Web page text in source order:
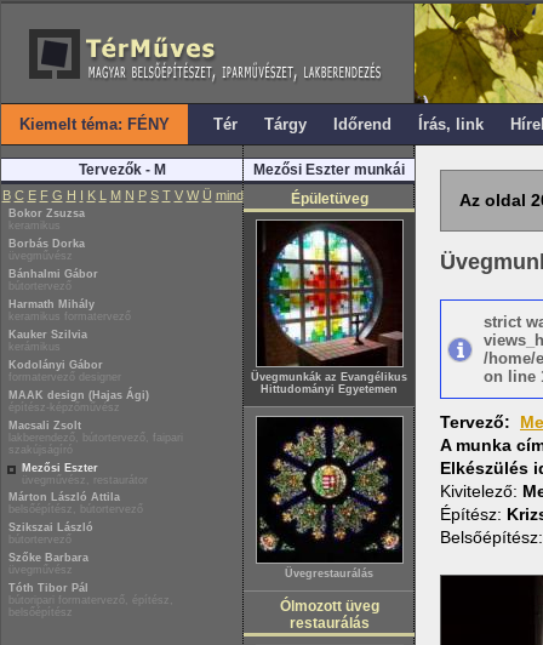
Kiemelt téma: FÉNY Tér Tárgy Időrend Írás, link
Tervezők - M
B C E F G H I K L M N P S T V W Ü mind
Bokor Zsuzsa
keramikus
Borbás Dorka
üvegművész
Bánhalmi Gábor
bútortervező
Harmath Mihály
keramikus formatervező
Kauker Szilvia
kerámikus
Kodolányi Gábor
formatervező designer
MAAK design (Hajas Ági)
építész-képzőművész
Macsali Zsolt
lakberendező, bútortervező, faipari
szakújságíró
Mezősi Eszter
üvegművész, restaurátor
Márton László Attila
belsőépítész, bútortervező
Szikszai László
bútortervező
Szőke Barbara
üvegművész
Tóth Tibor Pál
bútoripari formatervező, építész,
belsőépítész
Mezősi Eszter munkái
Épületüveg
Üvegmunkák az Evangélikus
Hittudományi Egyetemen
Üvegrestaurálás
Ólmozott üveg
restaurálás
Az oldal
strict
/home/
on line
Tervező:
A munka
Elkészülés
Kivitelező:
Építész: